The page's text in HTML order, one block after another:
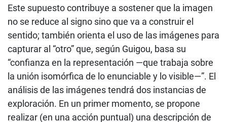
Este supuesto contribuye a sostener que la imagen
no se reduce al signo sino que va a construir el
sentido; también orienta el uso de las imágenes para
capturar al “otro” que, según Guigou, basa su
“confianza en la representación —que trabaja sobre
la unión isomórfica de lo enunciable y lo visible—”. El
análisis de las imágenes tendrá dos instancias de
exploración. En un primer momento, se propone
realizar (en una acción puntual) una descripción de